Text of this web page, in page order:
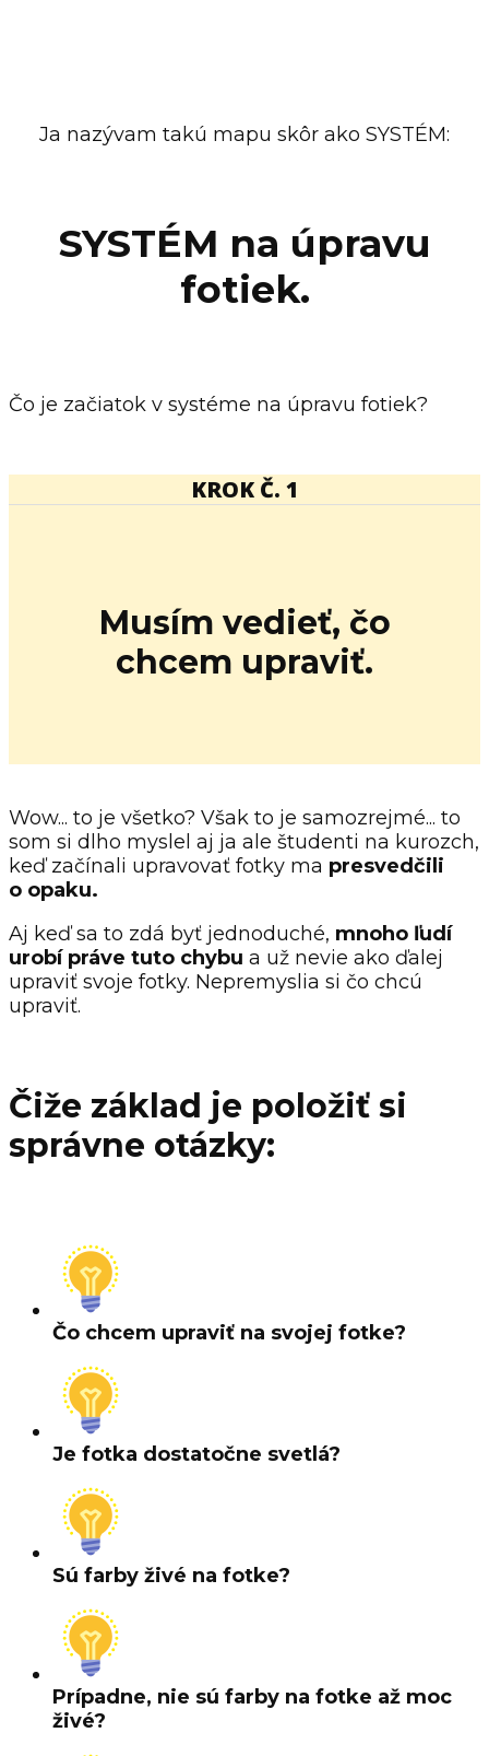
Ja nazývam takú mapu skôr ako SYSTÉM:
SYSTÉM na úpravu
fotiek.
Čo je začiatok v systéme na úpravu fotiek?
KROK Č. 1
Musím vedieť, čo
chcem upraviť.
Wow... to je všetko? Však to je samozrejmé... to
som si dlho myslel aj ja ale študenti na kurozch,
keď začínali upravovať fotky ma presvedčili
o opaku.
Aj keď sa to zdá byť jednoduché, mnoho ľudí
urobí práve tuto chybu a už nevie ako ďalej
upraviť svoje fotky. Nepremyslia si čo chcú
upraviť.
Čiže základ je položiť si
správne otázky:
Čo chcem upraviť na svojej fotke?
Je fotka dostatočne svetlá?
Sú farby živé na fotke?
Prípadne, nie sú farby na fotke až moc
živé?